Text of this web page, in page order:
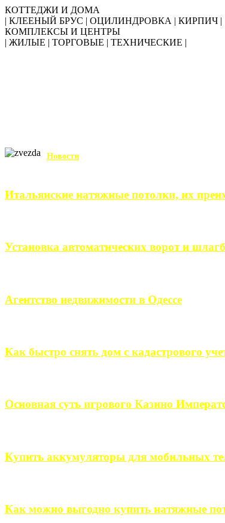
КОТТЕДЖИ И ДОМА
| КЛЕЕНЫЙ БРУС | ОЦИЛИНДРОВКА | КИРПИЧ |
КОМПЛЕКСЫ И ЦЕНТРЫ
| ЖИЛЫЕ | ТОРГОВЫЕ | ТЕХНИЧЕСКИЕ |
Новости
Итальянские натяжные потолки, их
Установка автоматических ворот и
Агентство недвижимости в Одессе
Как быстро снять дом с кадастрового
Основная суть игрового Казино
Купить аккумуляторы для мобильных
Как можно выгодно купить натяжные